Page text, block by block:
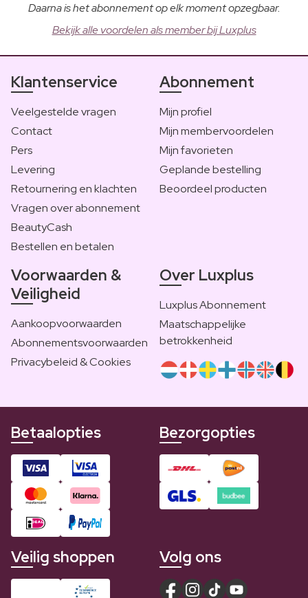
Daarna is het abonnement op elk moment opzegbaar.
Bekijk alle voordelen als member bij Luxplus
Klantenservice
Veelgestelde vragen
Contact
Pers
Levering
Retournering en klachten
Vragen over abonnement
BeautyCash
Bestellen en betalen
Abonnement
Mijn profiel
Mijn membervoordelen
Mijn favorieten
Geplande bestelling
Beoordeel producten
Voorwaarden &
Veiligheid
Aankoopvoorwaarden
Abonnementsvoorwaarden
Privacybeleid & Cookies
Over Luxplus
Luxplus Abonnement
Maatschappelijke
betrokkenheid
Betaalopties Bezorgopties
Veilig shoppen Volg ons